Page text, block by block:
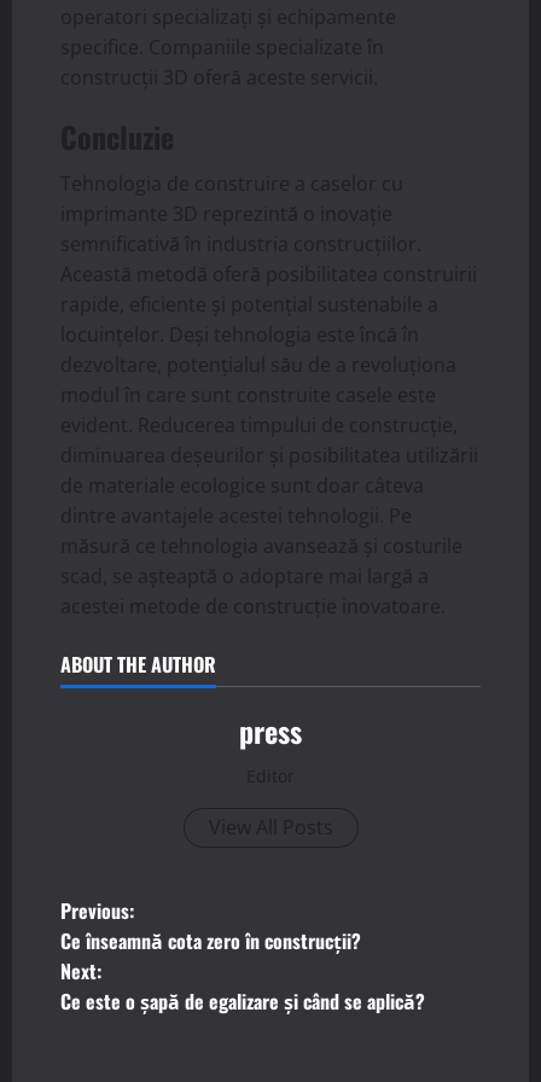
operatori specializați și echipamente
specifice. Companiile specializate în
construcții 3D oferă aceste servicii.
Concluzie
Tehnologia de construire a caselor cu
imprimante 3D reprezintă o inovație
semnificativă în industria construcțiilor.
Această metodă oferă posibilitatea construirii
rapide, eficiente și potențial sustenabile a
locuințelor. Deși tehnologia este încă în
dezvoltare, potențialul său de a revoluționa
modul în care sunt construite casele este
evident. Reducerea timpului de construcție,
diminuarea deșeurilor și posibilitatea utilizării
de materiale ecologice sunt doar câteva
dintre avantajele acestei tehnologii. Pe
măsură ce tehnologia avansează și costurile
scad, se așteaptă o adoptare mai largă a
acestei metode de construcție inovatoare.
ABOUT THE AUTHOR
press
Editor
View All Posts
P
o
s
Previous:
Ce înseamnă cota zero în construcții?
Next:
Ce este o șapă de egalizare și când se aplică?